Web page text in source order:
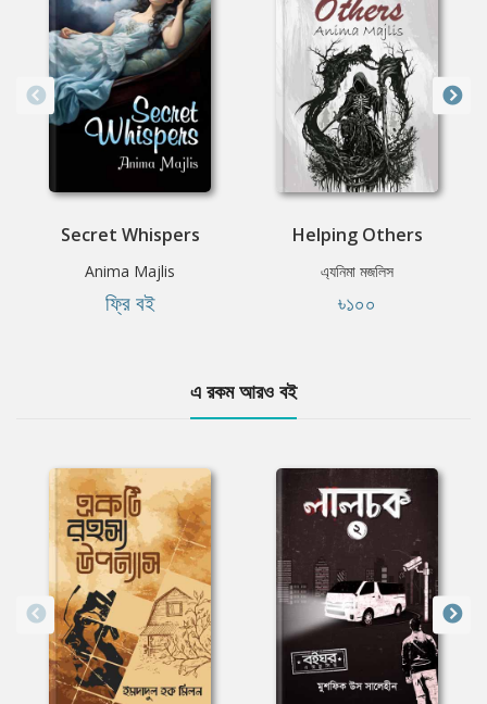
Secret Whispers
Anima Majlis
ফ্রি বই
Helping Others
এ্যনিমা মজলিস
৳১০০
এ রকম আরও বই